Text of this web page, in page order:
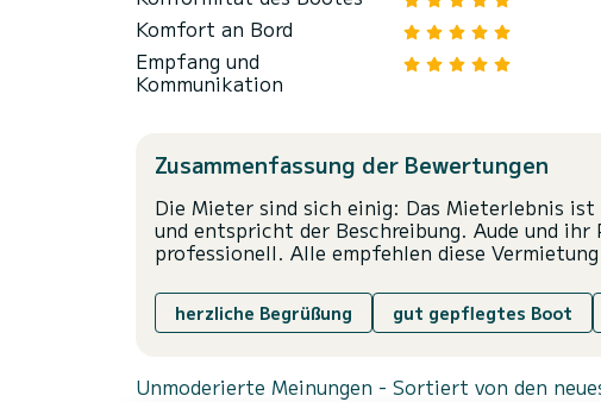
Komfort an Bord
Empfang und
Kommunikation
Zusammenfassung der Bewertungen
Die Mieter sind sich einig: Das Mieterlebnis
und entspricht der Beschreibung. Aude und ihr
professionell. Alle empfehlen diese
herzliche Begrüßung gut gepflegtes Boot
Unmoderierte Meinungen - Sortiert von den